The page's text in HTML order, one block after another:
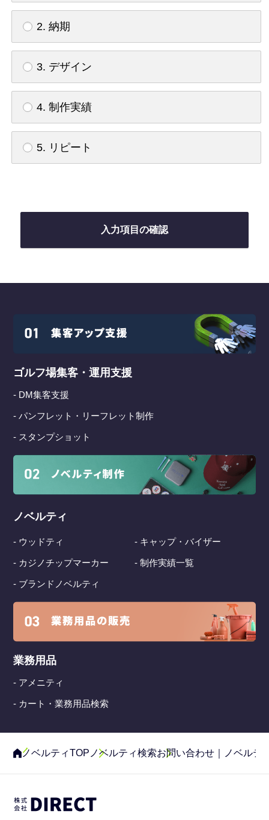
2. 納期
3. デザイン
4. 制作実績
5. リピート
入力項目の確認
ゴルフ場集客・運用支援
- DM集客支援
- パンフレット・リーフレット制作
- スタンプショット
ノベルティ
- ウッドティ - キャップ・バイザー
- カジノチップマーカー - 制作実績一覧
- ブランドノベルティ
業務用品
- アメニティ
- カート・業務用品検索
ノベルティTOP ノベルティ検索お問い合わせ｜ノベルテ